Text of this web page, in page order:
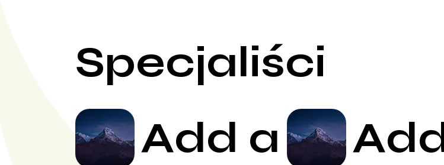
Specjaliści
Add a